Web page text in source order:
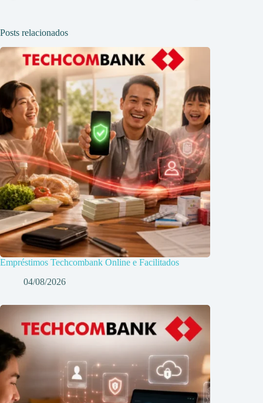
Posts relacionados
Empréstimos Techcombank Online e Facilitados
04/08/2026